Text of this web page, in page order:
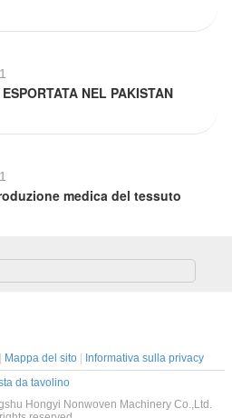
NEL PAKISTAN
medica del tessuto
Mappa del sito
Informativa sulla privacy
da tavolino
Hongyi Nonwoven Machinery Co.,Ltd.